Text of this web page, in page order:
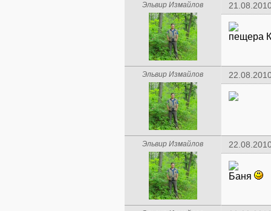
Эльвир Измайлов
пещера
Эльвир Измайлов
Эльвир Измайлов
Баня